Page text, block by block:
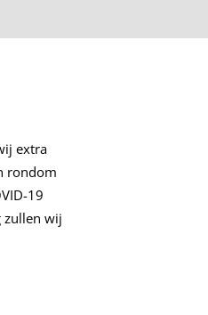
extra
rondom
19
zullen wij